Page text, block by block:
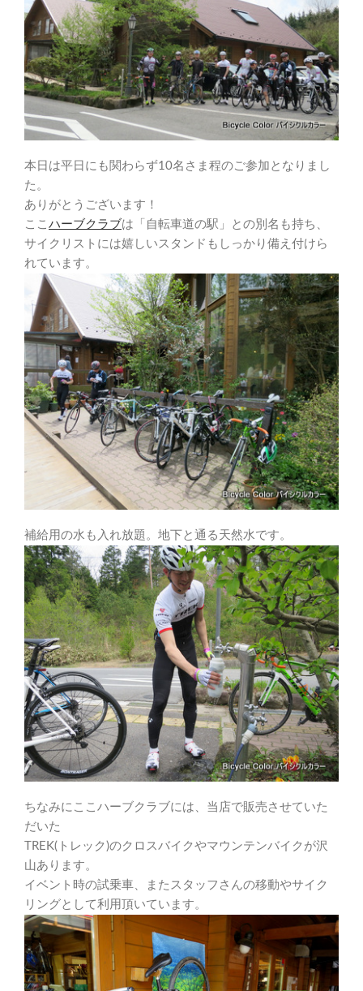
本日は平日にも関わらず10名さま程のご参加となりまし
た。
ありがとうございます！
ここ ハーブクラブは「自転車道の駅」との別名も持ち、
サイクリストには嬉しいスタンドもしっかり備え付けら
れています。
補給用の水も入れ放題。地下と通る天然水です。
ちなみにここハーブクラブには、当店で販売させていた
だいた
TREK(トレック)のクロスバイクやマウンテンバイクが沢
山あります。
イベント時の試乗車、またスタッフさんの移動やサイク
リングとして利用頂いています。